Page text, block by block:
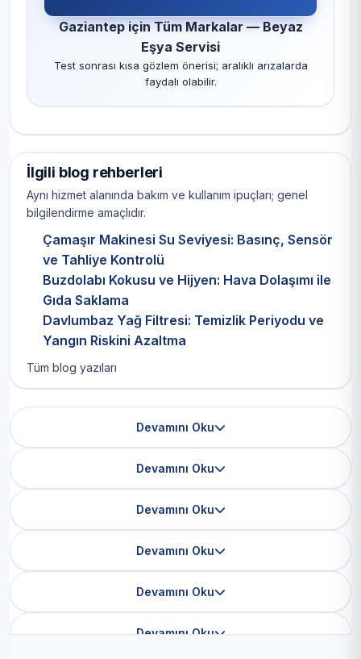
Gaziantep için Tüm Markalar — Beyaz
Eşya Servisi
Test sonrası kısa gözlem önerisi; aralıklı arızalarda
faydalı olabilir.
İlgili blog rehberleri
Aynı hizmet alanında bakım ve kullanım ipuçları; genel
bilgilendirme amaçlıdır.
Çamaşır Makinesi Su Seviyesi: Basınç, Sensör
ve Tahliye Kontrolü
Buzdolabı Kokusu ve Hijyen: Hava Dolaşımı ile
Gıda Saklama
Davlumbaz Yağ Filtresi: Temizlik Periyodu ve
Yangın Riskini Azaltma
Tüm blog yazıları
Devamını Oku
Devamını Oku
Devamını Oku
Devamını Oku
Devamını Oku
Devamını Oku